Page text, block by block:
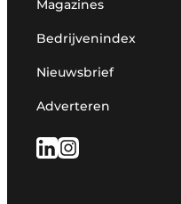
Magazines
Bedrijvenindex
Nieuwsbrief
Adverteren